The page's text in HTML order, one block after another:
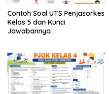
Contoh Soal UTS Penjasorkes
Kelas 5 dan Kunci
Jawabannya